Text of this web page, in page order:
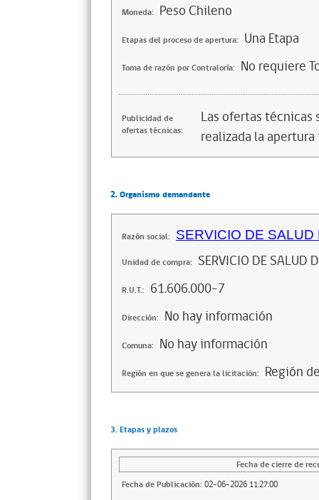
Moneda: Peso Chileno
Etapas del proceso de apertura: Una Etapa
Toma de razón por Contraloría: No requiere
Publicidad de
ofertas técnicas:
Las ofertas
realizada la
2. Organismo demandante
Razón social: SERVICIO DE SALUD
Unidad de compra: SERVICIO DE SALUD
R.U.T.: 61.606.000-7
Dirección: No hay información
Comuna: No hay información
Región en que se genera la licitación: Región
3. Etapas y plazos
Fecha de cierre de
Fecha de Publicación: 02-06-2026 11:27:00